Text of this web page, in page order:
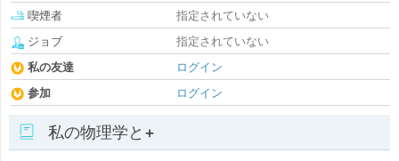
喫煙者
指定されていない
ジョブ
指定されていない
私の友達
ログイン
参加
ログイン
私の物理学と+